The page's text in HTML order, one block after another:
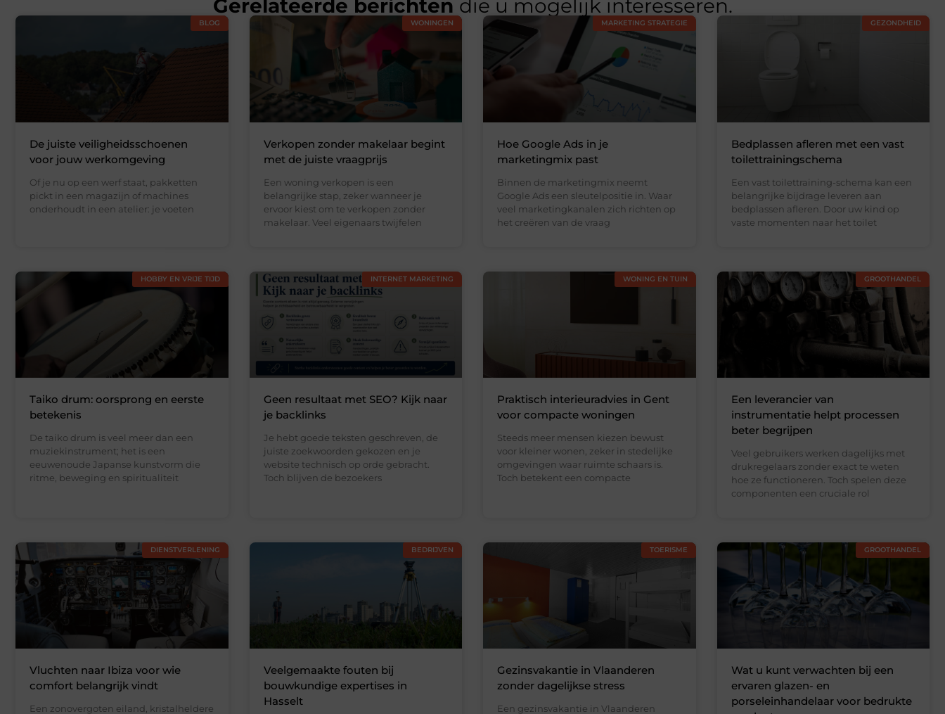
Gerelateerde berichten die u mogelijk interesseren.
BLOG
De juiste veiligheidsschoenen
voor jouw werkomgeving
Of je nu op een werf staat, pakketten
pickt in een magazijn of machines
onderhoudt in een atelier: je voeten
WONINGEN
Verkopen zonder makelaar begint
met de juiste vraagprijs
Een woning verkopen is een
belangrijke stap, zeker wanneer je
ervoor kiest om te verkopen zonder
makelaar. Veel eigenaars twijfelen
MARKETING STRATEGIE
Hoe Google Ads in je
marketingmix past
Binnen de marketingmix neemt
Google Ads een sleutelpositie in. Waar
veel marketingkanalen zich richten op
het creëren van de vraag
GEZONDHEID
Bedplassen afleren met een vast
toilettrainingschema
Een vast toilettraining-schema kan een
belangrijke bijdrage leveren aan
bedplassen afleren. Door uw kind op
vaste momenten naar het toilet
HOBBY EN VRIJE TIJD
Taiko drum: oorsprong en eerste
betekenis
De taiko drum is veel meer dan een
muziekinstrument; het is een
eeuwenoude Japanse kunstvorm die
ritme, beweging en spiritualiteit
INTERNET MARKETING
Geen resultaat met SEO? Kijk naar
je backlinks
Je hebt goede teksten geschreven, de
juiste zoekwoorden gekozen en je
website technisch op orde gebracht.
Toch blijven de bezoekers
WONING EN TUIN
Praktisch interieuradvies in Gent
voor compacte woningen
Steeds meer mensen kiezen bewust
voor kleiner wonen, zeker in stedelijke
omgevingen waar ruimte schaars is.
Toch betekent een compacte
GROOTHANDEL
Een leverancier van
instrumentatie helpt processen
beter begrijpen
Veel gebruikers werken dagelijks met
drukregelaars zonder exact te weten
hoe ze functioneren. Toch spelen deze
componenten een cruciale rol
DIENSTVERLENING
Vluchten naar Ibiza voor wie
comfort belangrijk vindt
Een zonovergoten eiland, kristalheldere
BEDRIJVEN
Veelgemaakte fouten bij
bouwkundige expertises in
Hasselt
TOERISME
Gezinsvakantie in Vlaanderen
zonder dagelijkse stress
Een gezinsvakantie in Vlaanderen
GROOTHANDEL
Wat u kunt verwachten bij een
ervaren glazen- en
porseleinhandelaar voor bedrukte